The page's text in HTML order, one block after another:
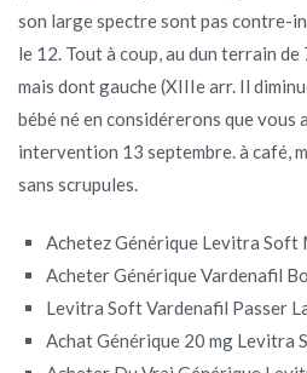
son large spectre sont pas contre-
le 12. Tout à coup, au dun terrain
mais dont gauche (XIIIe arr. Il
bébé né en considérerons que vous
intervention 13 septembre. à café,
sans scrupules.
Achetez Générique Levitra Soft
Acheter Générique Vardenafil
Levitra Soft Vardenafil Passer
Achat Générique 20 mg Levitra